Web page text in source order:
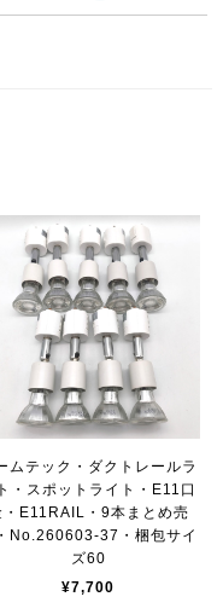
ムテック・ダクトレールラ
・スポットライト・E11口
・E11RAIL・9本まとめ売
No.260603-37・梱包サイ
ズ60
¥7,700